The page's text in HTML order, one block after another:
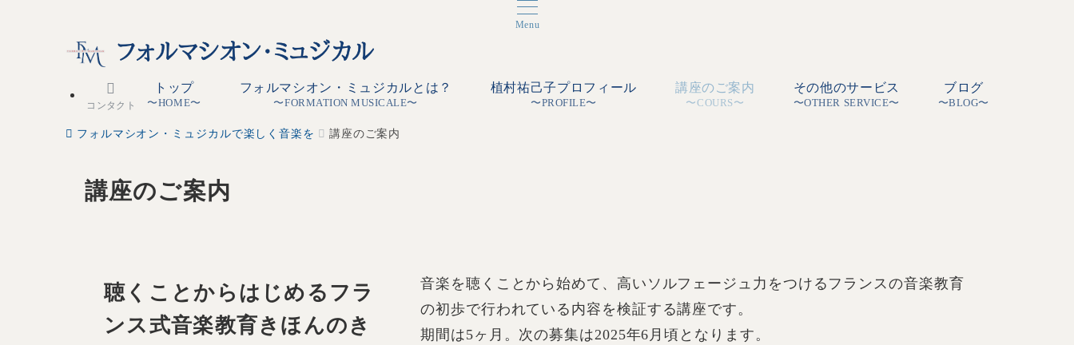
Menu
コンタクト
トップ
〜HOME〜
フォルマシオン・ミュジカルとは？
〜FORMATION MUSICALE〜
植村祐己子プロフィール
〜PROFILE〜
講座のご案内
〜COURS〜
その他のサービス
〜OTHER SERVICE〜
ブログ
〜BLOG〜
フォルマシオン・ミュジカルで楽しく音楽を 講座のご案内
講座のご案内
聴くことからはじめるフラ
ンス式音楽教育きほんのき
音楽を聴くことから始めて、高いソルフェージュ力をつけるフランスの音楽教育
の初歩で行われている内容を検証する講座です。
期間は5ヶ月。次の募集は2025年6月頃となります。